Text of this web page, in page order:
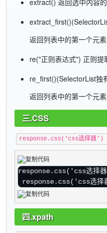
返回列表中的第一个元
re("正则表达式") 正则提
re_first()(SelectorList独
返回列表中的第一个元
三.CSS
response.css('css选择器
response.css('css选
四.xpath